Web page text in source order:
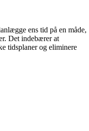
ens tid på en måde,
Det indebærer at
tidsplaner og eliminere